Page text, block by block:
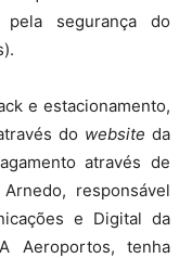
segurança do
e estacionamento,
do website da
através de
responsável
e Digital da
Aeroportos, tenha